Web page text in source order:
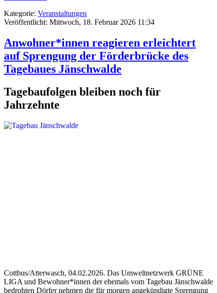
Kategorie: Veranstaltungen
Veröffentlicht: Mittwoch, 18. Februar 2026 11:34
Anwohner*innen reagieren erleichtert
auf Sprengung der Förderbrücke des
Tagebaues Jänschwalde
Tagebaufolgen bleiben noch für
Jahrzehnte
Cottbus/Atterwasch, 04.02.2026. Das Umweltnetzwerk GRÜNE
LIGA und Bewohner*innen der ehemals vom Tagebau Jänschwalde
bedrohten Dörfer nehmen die für morgen angekündigte Sprengung